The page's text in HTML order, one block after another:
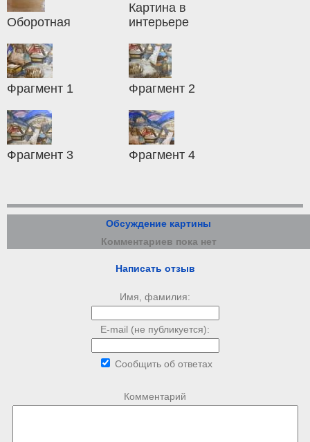
Оборотная
Картина в
интерьере
Фрагмент 1 Фрагмент 2
Фрагмент 3 Фрагмент 4
Обсуждение картины
Комментариев пока нет
Написать отзыв
Имя, фамилия:
E-mail (не публикуется):
Сообщить об ответах
Комментарий